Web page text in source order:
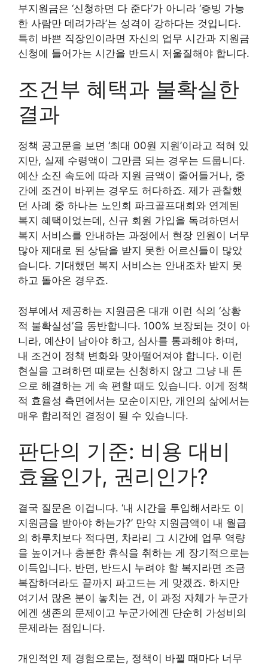
부지원금은 ‘신청하면 다 준다’가 아니라 ‘증빙 가능
한 사람만 데려가라’는 성격이 강하다는 것입니다.
특히 바쁜 직장인이라면 자신의 업무 시간과 지원금
신청에 들어가는 시간을 반드시 저울질해야 합니다.
조건부 혜택과 불확실한
결과
정책 공고문을 보면 ‘최대 00원 지원’이라고 적혀 있
지만, 실제 수령액이 그만큼 되는 경우는 드뭅니다.
예산 소진 속도에 따라 지원 금액이 줄어들거나, 중
간에 조건이 바뀌는 경우도 허다하죠. 제가 관찰했
던 사례 중 하나는 노인회 파크골프대회와 연계된
복지 혜택이었는데, 신규 회원 가입을 독려하면서
복지 서비스를 안내하는 과정에서 현장 인원이 너무
많아 제대로 된 상담을 받지 못한 어르신들이 많았
습니다. 기대했던 복지 서비스는 안내조차 받지 못
하고 돌아온 경우죠.
정부에서 제공하는 지원금은 대개 이런 식의 ‘상황
적 불확실성’을 동반합니다. 100% 보장되는 것이 아
니라, 예산이 남아야 하고, 심사를 통과해야 하며,
내 조건이 정책 변화와 맞아떨어져야 합니다. 이런
현실을 고려하면 때로는 신청하지 않고 그냥 내 돈
으로 해결하는 게 속 편할 때도 있습니다. 이게 정책
적 효율성 측면에서는 모순이지만, 개인의 삶에서는
매우 합리적인 결정이 될 수 있습니다.
판단의 기준: 비용 대비
효율인가, 권리인가?
결국 질문은 이겁니다. ‘내 시간을 투입해서라도 이
지원금을 받아야 하는가?’ 만약 지원금액이 내 월급
의 하루치보다 적다면, 차라리 그 시간에 업무 역량
을 높이거나 충분한 휴식을 취하는 게 장기적으로는
이득입니다. 반면, 반드시 누려야 할 복지라면 조금
복잡하더라도 끝까지 파고드는 게 맞겠죠. 하지만
여기서 많은 분이 놓치는 건, 이 과정 자체가 누군가
에겐 생존의 문제이고 누군가에겐 단순히 가성비의
문제라는 점입니다.
개인적인 제 경험으로는, 정책이 바뀔 때마다 너무